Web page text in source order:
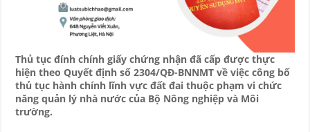
Thủ tục đính chính giấy chứng nhận đã cấp được thực
hiện theo Quyết định số 2304/QĐ-BNNMT về việc công bố
thủ tục hành chính lĩnh vực đất đai thuộc phạm vi chức
năng quản lý nhà nước của Bộ Nông nghiệp và Môi
trường.